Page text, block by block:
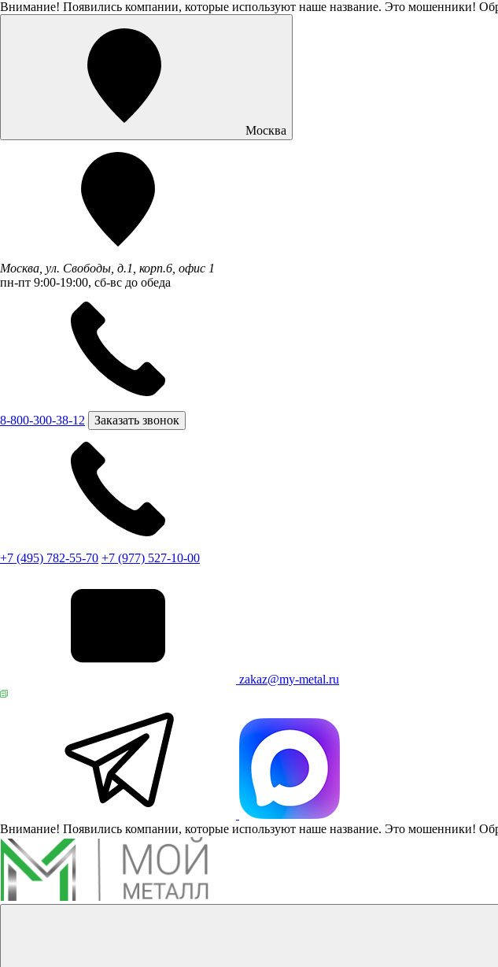
Внимание! Появились компании, которые используют наше название. Это мошенники!
Москва
Москва, ул. Свободы, д.1, корп.6, офис 1
пн-пт 9:00-19:00, сб-вс до обеда
8-800-300-38-12 Заказать звонок
+7 (495) 782-55-70 +7 (977) 527-10-00
zakaz@my-metal.ru
Внимание! Появились компании, которые используют наше название. Это мошенники!